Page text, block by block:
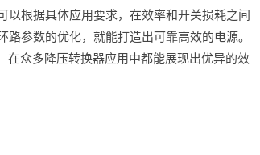
以根据具体应用要求，在效率和开关损耗之间
参数的优化，就能打造出可靠高效的电源。
在众多降压转换器应用中都能展现出优异的效